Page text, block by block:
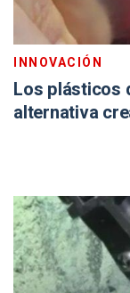
INNOVACIÓN
Los plásticos
alternativa